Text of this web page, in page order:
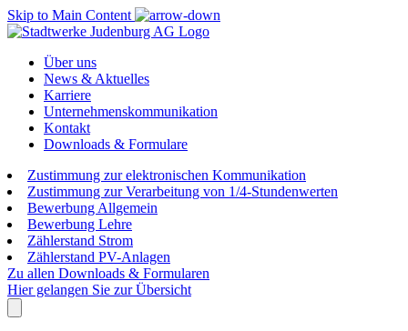
Skip to Main Content
Über uns
News & Aktuelles
Karriere
Unternehmenskommunikation
Kontakt
Downloads & Formulare
Zustimmung zur elektronischen Kommunikation
Zustimmung zur Verarbeitung von 1/4-Stundenwerten
Bewerbung Allgemein
Bewerbung Lehre
Zählerstand Strom
Zählerstand PV-Anlagen
Zu allen Downloads & Formularen
Hier gelangen Sie zur Übersicht